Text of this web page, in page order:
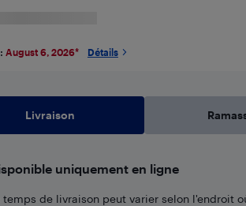
August 6, 2026* Détails
Livraison
uniquement en ligne
temps de livraison peut varier selon l'endroit